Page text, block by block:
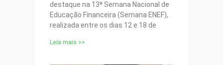
destaque na 13ª Semana Nacional de
Educação Financeira (Semana ENEF),
realizada entre os dias 12 e 18 de
Leia mais >>